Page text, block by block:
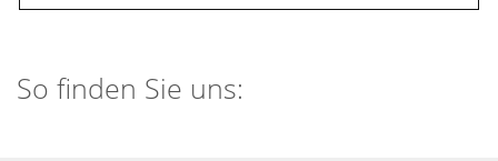
So finden Sie uns: